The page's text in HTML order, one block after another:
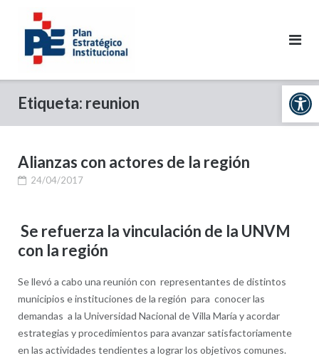
Abrir
contenido
Etiqueta: reunion
Alianzas con actores de la región
24/04/2017
Se refuerza la vinculación de la UNVM
con la región
Se llevó a cabo una reunión con representantes de distintos
municipios e instituciones de la región para conocer las
demandas a la Universidad Nacional de Villa María y acordar
estrategias y procedimientos para avanzar satisfactoriamente
en las actividades tendientes a lograr los objetivos comunes.